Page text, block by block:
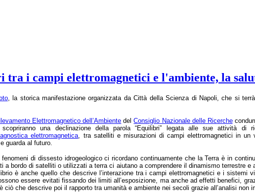
i campi elettromagnetici e l'ambiente, la
,
la storica manifestazione organizzata da Città della Scienza di Napoli, che si
Elettromagnetico dell’Ambiente delConsiglio Nazionale delle Ricerche
una declinazione della parola “Equilibri” legata alle sue attività di
elettromagnetica
tra satelliti e misurazioni di campi elettromagnetici in un
guarda al futuro.
di dissesto idrogeologico ci ricordano continuamente che la Terra è in
a bordo di satelliti o utilizzati a terra ci aiutano a comprendere il dinamismo terrestre
è anche quello che descrive l’interazione tra i campi elettromagnetici e i sistemi
essere evitati fissando dei limiti all’esposizione, ma anche ad effetti benefici,
ciò che descrive poi il rapporto tra umanità e ambiente nei secoli grazie all’analisi non